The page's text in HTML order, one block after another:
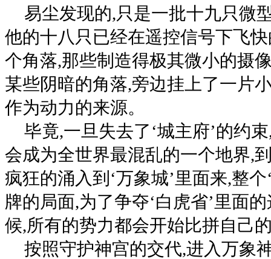
易尘发现的,只是一批十九只微
他的十八只已经在遥控信号下飞
个角落,那些制造得极其微小的摄
某些阴暗的角落,旁边挂上了一片
作为动力的来源。
毕竟,一旦失去了‘城主府’的约
会成为全世界最混乱的一个地界,
疯狂的涌入到‘万象城’里面来,整
牌的局面,为了争夺‘白虎省’里面
候,所有的势力都会开始比拼自己
按照守护神宫的交代,进入万象